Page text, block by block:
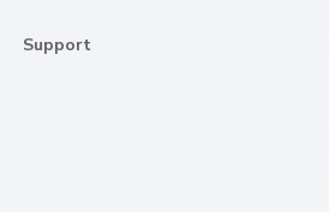
Support